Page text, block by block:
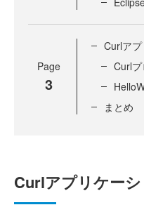
Page
3
Curlア
Curl
まとめ
Curlアプリケー